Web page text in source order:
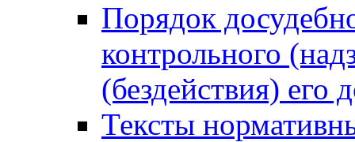
Порядок
контрольного
(бездействия)
Тексты